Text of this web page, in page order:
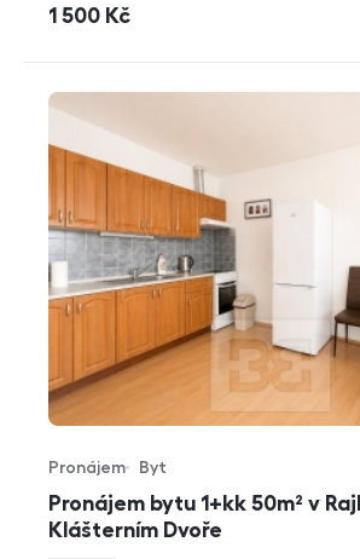
cena
1 500 Kč
Pronájem bytu 1+kk 50m² v
Klášterním Dvoře
Typ nabídky
Pronájem
Typ nemovitosti
Byt